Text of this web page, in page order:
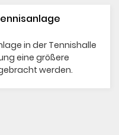
in der Tennishalle
eine größere
werden.